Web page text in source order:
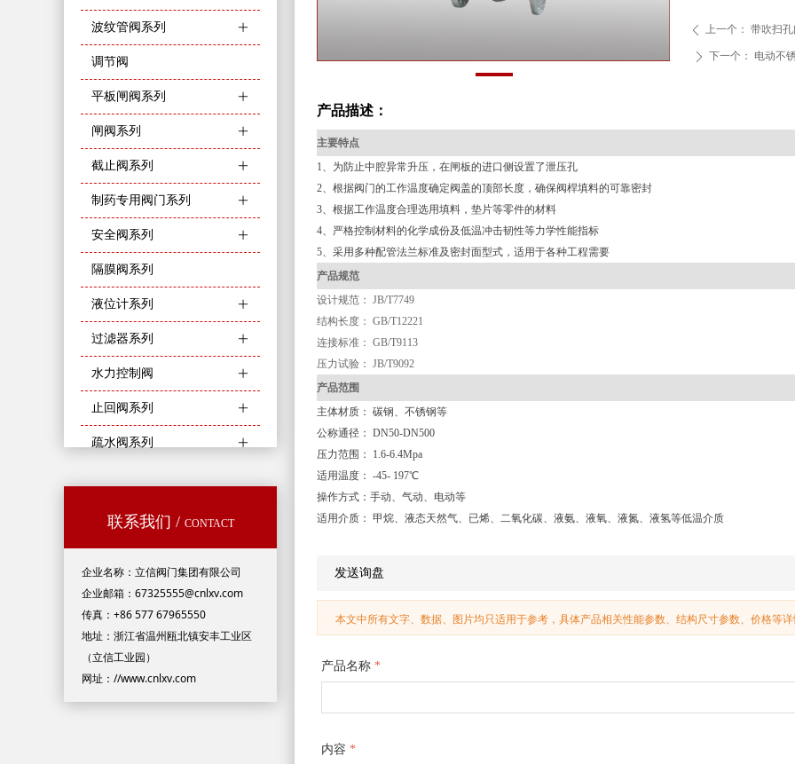
主要特点
1、为防止中腔异常升压，在闸板的进口侧设置了泄压孔
2、根据阀门的工作温度确定阀盖的顶部长度，确保阀桿填料的可靠密封
3、根据工作温度合理选用填料，垫片等零件的材料
4、严格控制材料的化学成份及低温冲击韧性等力学性能指标
5、采用多种配管法兰标准及密封面型式，适用于各种工程需要
产品规范
设计规范： JB/T7749
结构长度： GB/T12221
连接标准： GB/T9113
压力试验： JB/T9092
产品范围
主体材质： 碳钢、不锈钢等
公称通径： DN50-DN500
压力范围：
1.6-6.4Mpa
适用温度： -45- 197℃
操作方式：手动、气动、电动等
适用介质： 甲烷、液态天然气、已烯、二氧化碳、液氨、液氧、液氮、液氢等低温介质
本文中所有文字、数据、图片均只适用于参考，具体产品相关性能参数、结构尺寸参数、价格等详
发送询盘
产品名称 *
内容 *
ꄴ 上一个： 带吹扫孔
ꄲ 下一个： 电动不
产品描述：
ꄶ
波纹管阀系列
调节阀
ꄶ
平板闸阀系列
ꄶ
闸阀系列
ꄶ
截止阀系列
ꄶ
制药专用阀门系列
ꄶ
安全阀系列
隔膜阀系列
ꄶ
液位计系列
ꄶ
过滤器系列
ꄶ
水力控制阀
ꄶ
止回阀系列
ꄶ
疏水阀系列
联系我们 / CONTACT
企业名称：立信阀门集团有限公司
企业邮箱：67325555@cnlxv.com
传真：+86 577 67965550
地址：浙江省温州瓯北镇安丰工业区
（立信工业园）
网址：//www.cnlxv.com